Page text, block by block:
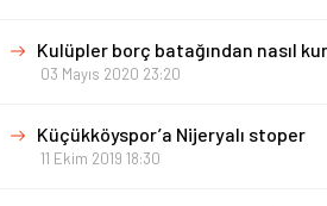
Kulüpler borç batağından nasıl
03 Mayıs 2020 23:20
Küçükköyspor’a Nijeryalı stoper
11 Ekim 2019 18:30